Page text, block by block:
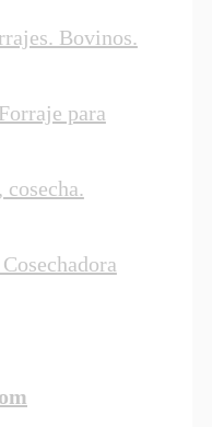
Bovinos.
para